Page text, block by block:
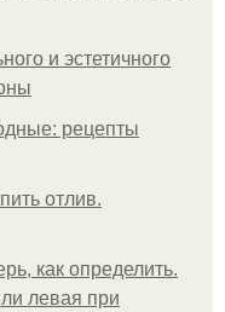
и эстетичного
рецепты
отлив.
как определить.
левая при